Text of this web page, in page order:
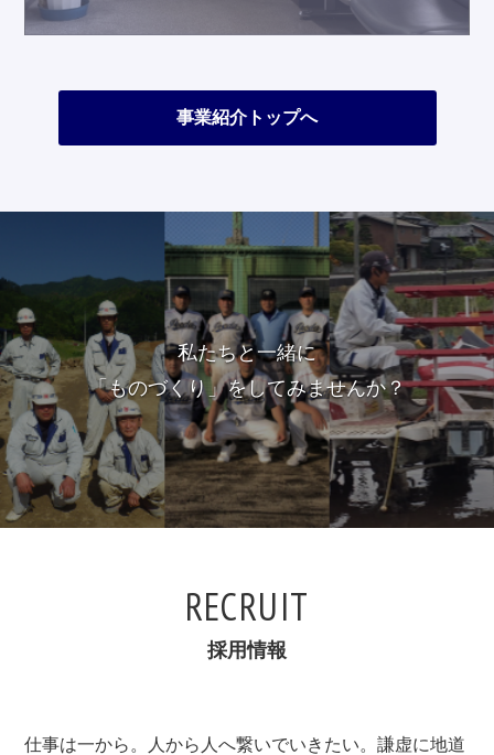
事業紹介トップへ
私たちと一緒に
「ものづくり」をしてみませんか？
RECRUIT
採用情報
仕事は一から。人から人へ繋いでいきたい。謙虚に地道